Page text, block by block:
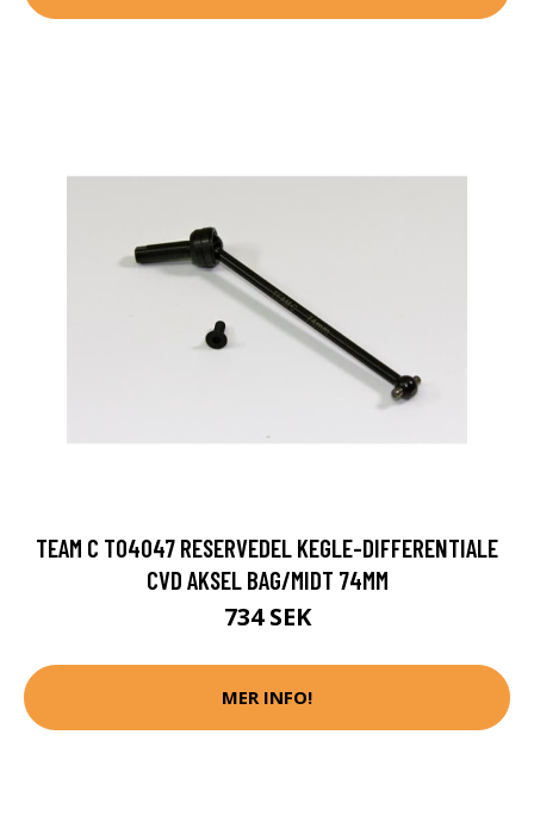
TEAM C T04047 RESERVEDEL KEGLE-DIFFERENTIALE
CVD AKSEL BAG/MIDT 74MM
734 SEK
MER INFO!